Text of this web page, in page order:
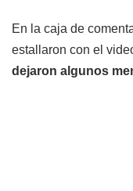
En la caja de
estallaron con el
dejaron algunos